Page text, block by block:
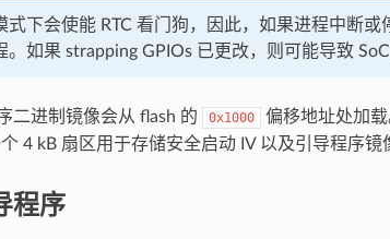
式下会使能 RTC 看门狗，因此，如果进程中断
。如果 strapping GPIOs 已更改，则可能导致
二进制镜像会从 flash 的 0x1000 偏移地址处加
4 kB 扇区用于存储安全启动 IV 以及引导程序镜
程序